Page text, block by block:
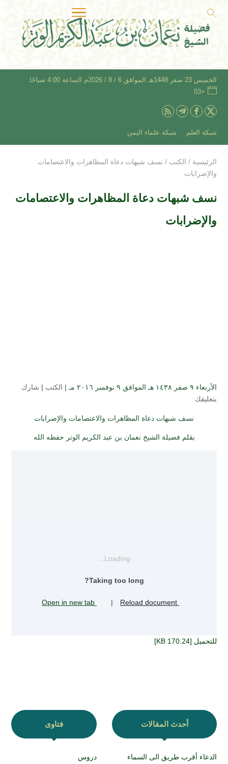
الخميس 23 صفر 1448هـ الموافق 6 / 8 / 2026م الساعة 4:00 صباحًا
+03
شبكة العلم شبكة علماء اليمن
الرئيسية / الكتب / نسف شبهات دعاة المظاهرات والاعتصامات
والإضرابات
نسف شبهات دعاة المظاهرات والاعتصامات
والإضرابات
الأربعاء ۹ صفر ۱٤۳۸ هـ الموافق ۹ نوفمبر ۲۰۱٦ مـ | الكتب | شارك
بتعليقك
نسف شبهات دعاة المظاهرات والاعتصامات والإضرابات
بقلم فضيلة الشيخ نعمان بن عبد الكريم الوتر حفظه الله
Loading...
Taking too long?
|
للتحميل [170.24 KB]
أحدث المقالات
الدعاء أقرب طريق الى السماء
فتاوى
دروس